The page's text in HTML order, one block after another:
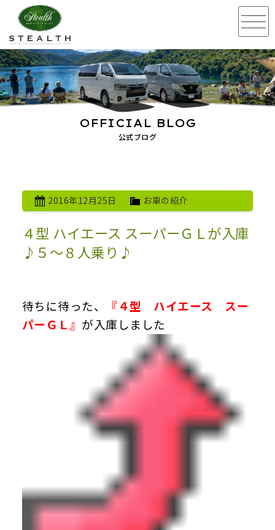
公式ブログ
OFFICIAL BLOG
2016年12月25日 お車の紹介
４型 ハイエース スーパーＧＬが入庫
♪５～８人乗り♪
待ちに待った、
『４型 ハイエース スー
パーＧＬ』 が入庫しました